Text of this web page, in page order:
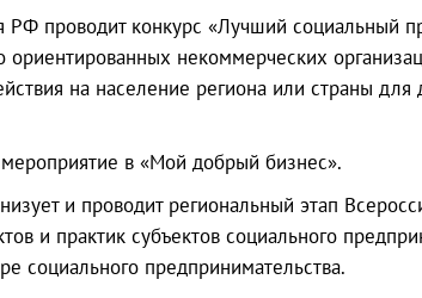
РФ проводит конкурс «Лучший социальный
некоммерческих
на население региона или страны
в «Мой добрый бизнес».
и проводит региональный этап
и практик субъектов социального
социального предпринимательства.